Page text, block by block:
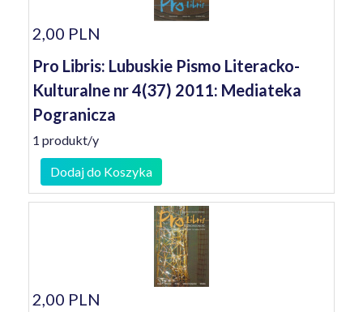
2,00 PLN
Pro Libris: Lubuskie Pismo Literacko-
Kulturalne nr 4(37) 2011: Mediateka
Pogranicza
1 produkt/y
Dodaj do Koszyka
2,00 PLN